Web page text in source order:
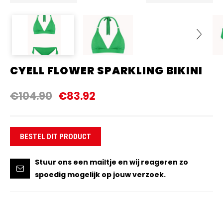
Next
CYELL FLOWER SPARKLING BIKINI
€104.90 €83.92
BESTEL DIT PRODUCT
Stuur ons een mailtje en wij reageren zo
spoedig mogelijk op jouw verzoek.